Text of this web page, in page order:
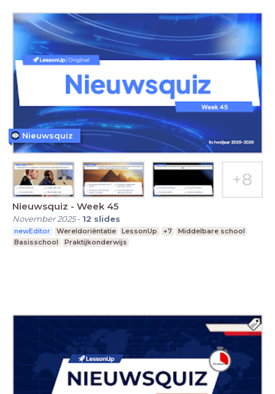
Nieuwsquiz - Week 45
November 2025- 12 slides
newEditor Wereldoriëntatie LessonUp +7
Middelbare school
Basisschool
Praktijkonderwijs
Nieuwsquiz